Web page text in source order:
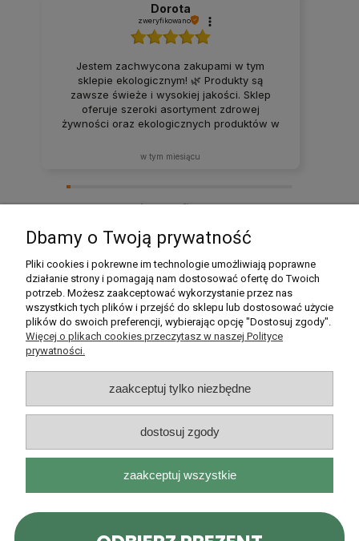
Dorota
zweryfikowano
Jestem zachwycona zakupami w tym
sklepie ekologicznym! 🌿 Produkty są
zawsze świeże i wysokiej jakości. Sklep
oferuje szeroki asortyment zdrowej
żywności oraz ekologicznych produktów w
razem docierają w idealnym stanie. Zakupy
w tym miesiącu
zebranych i zweryfikowanych przez
Moje konto
Płatności i dostawa
Informacje
O nas
Rarytasy Dolnośląskie | ul. Olszewskiego 99, 51-638 Wrocław |
kontakt@rarytasydolnoslaskie.pl|537 71 71 71| NIP: 8982036706 |
pokaż pełną wersję strony
Dbamy o Twoją prywatność
Pliki cookies i pokrewne im technologie umożliwiają poprawne
działanie strony i pomagają nam dostosować ofertę do Twoich
potrzeb. Możesz zaakceptować wykorzystanie przez nas
wszystkich tych plików i przejść do sklepu lub dostosować użycie
plików do swoich preferencji, wybierając opcję "Dostosuj zgody".
Więcej o plikach cookies przeczytasz w naszej Polityce
prywatności.
zaakceptuj tylko niezbędne
dostosuj zgody
zaakceptuj wszystkie